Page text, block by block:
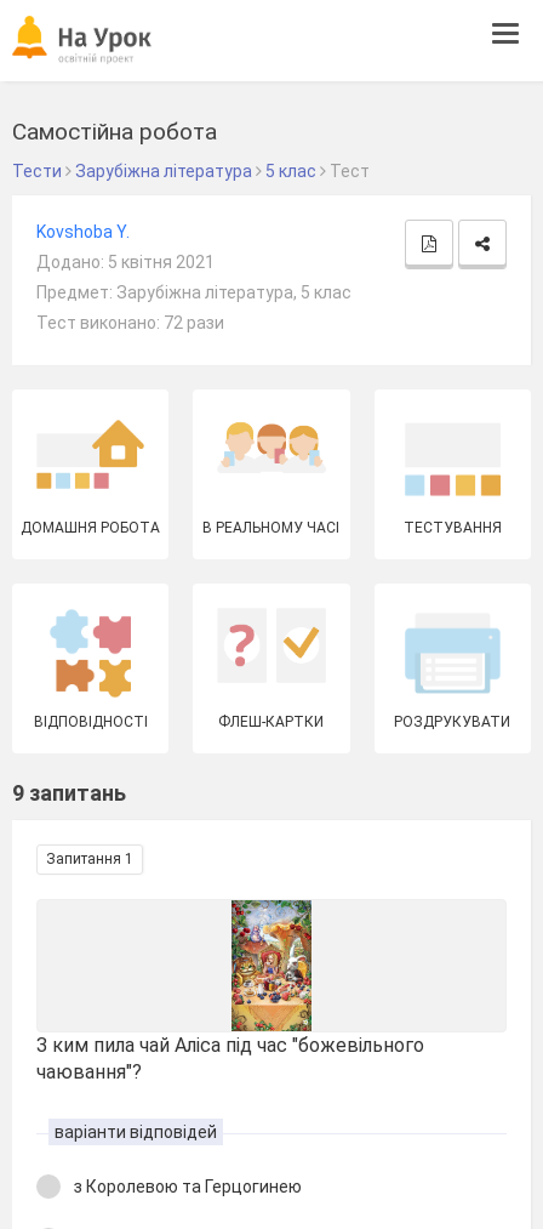
Самостійна робота
Тести Зарубіжна література 5 клас Тест
Kovshoba Y.
Додано: 5 квітня 2021
Предмет: Зарубіжна література, 5 клас
Тест виконано: 72 рази
ДОМАШНЯ РОБОТА В РЕАЛЬНОМУ ЧАСІ ТЕСТУВАННЯ
ВІДПОВІДНОСТІ ФЛЕШ-КАРТКИ РОЗДРУКУВАТИ
9 запитань
Запитання 1
З ким пила чай Аліса під час "божевільного
чаювання"?
варіанти відповідей
з Королевою та Герцогинею